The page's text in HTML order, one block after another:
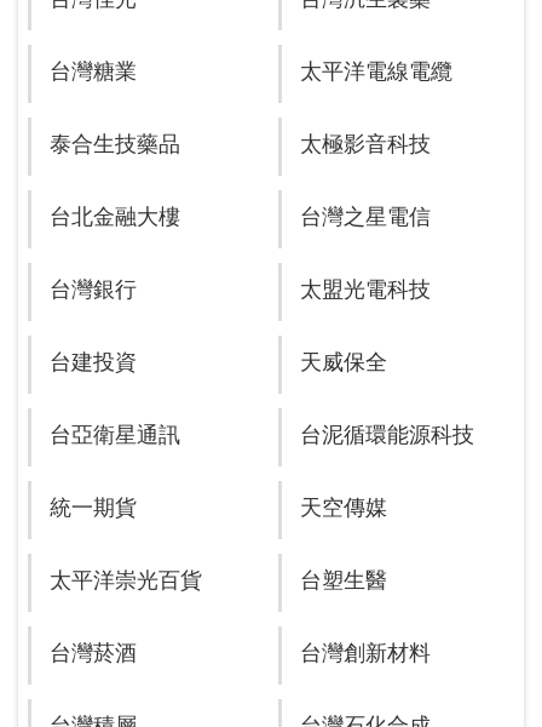
台灣糖業 太平洋電線電纜
泰合生技藥品 太極影音科技
台北金融大樓 台灣之星電信
台灣銀行 太盟光電科技
台建投資 天威保全
台亞衛星通訊 台泥循環能源科技
統一期貨 天空傳媒
太平洋崇光百貨 台塑生醫
台灣菸酒 台灣創新材料